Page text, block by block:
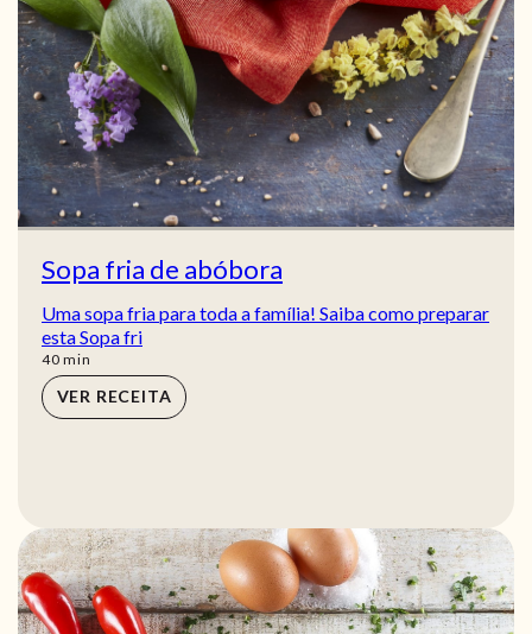
Sopa fria de abóbora
Uma sopa fria para toda a família! Saiba como preparar
esta Sopa fri
40min
min
VER RECEITA